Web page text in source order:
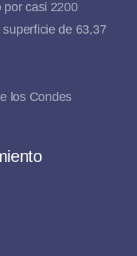
por casi 2200
de 63,37